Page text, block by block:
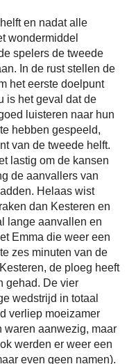
en nadat alle
wondermiddel
spelers de tweede
In de rust stellen de
het eerste doelpunt
is het geval dat de
luisteren naar hun
hebben gespeeld,
van de tweede helft.
lastig om de kansen
de aanvallers van
Helaas wist
dan Kesteren en
lange aanvallen en
Emma die weer een
zes minuten van de
de ploeg heeft
gehad. De vier
wedstrijd in totaal
verliep moeizamer
waren aanwezig, maar
werden er weer een
even geen namen).